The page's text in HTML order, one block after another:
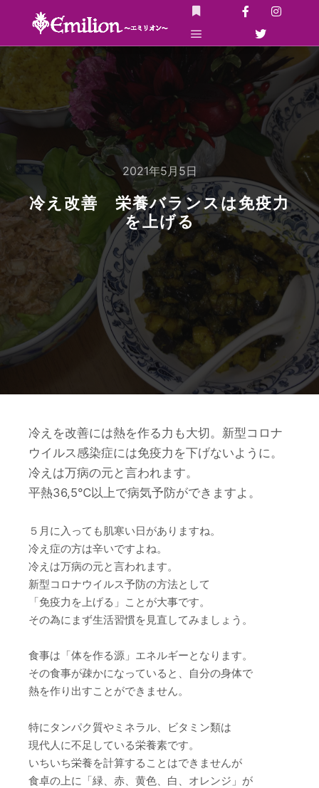
詳細
メインメニュー
2021年5月5日
冷え改善 栄養バランスは免疫力
を上げる
冷えを改善には熱を作る力も大切。新型コロナ
ウイルス感染症には免疫力を下げないように。
冷えは万病の元と言われます。
平熱36,5℃以上で病気予防ができますよ。
５月に入っても肌寒い日がありますね。
冷え症の方は辛いですよね。
冷えは万病の元と言われます。
新型コロナウイルス予防の方法として
「免疫力を上げる」ことが大事です。
その為にまず生活習慣を見直してみましょう。
食事は「体を作る源」エネルギーとなります。
その食事が疎かになっていると、自分の身体で
熱を作り出すことができません。
特にタンパク質やミネラル、ビタミン類は
現代人に不足している栄養素です。
いちいち栄養を計算することはできませんが
食卓の上に「緑、赤、黄色、白、オレンジ」が